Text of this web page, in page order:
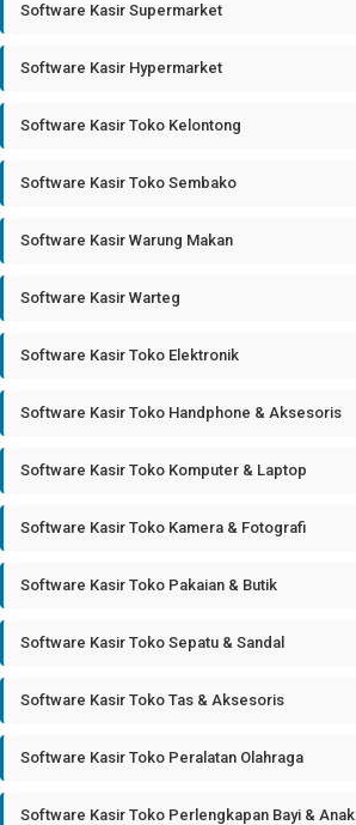
Software Kasir Supermarket
Software Kasir Hypermarket
Software Kasir Toko Kelontong
Software Kasir Toko Sembako
Software Kasir Warung Makan
Software Kasir Warteg
Software Kasir Toko Elektronik
Software Kasir Toko Handphone & Aksesoris
Software Kasir Toko Komputer & Laptop
Software Kasir Toko Kamera & Fotografi
Software Kasir Toko Pakaian & Butik
Software Kasir Toko Sepatu & Sandal
Software Kasir Toko Tas & Aksesoris
Software Kasir Toko Peralatan Olahraga
Software Kasir Toko Perlengkapan Bayi & Anak